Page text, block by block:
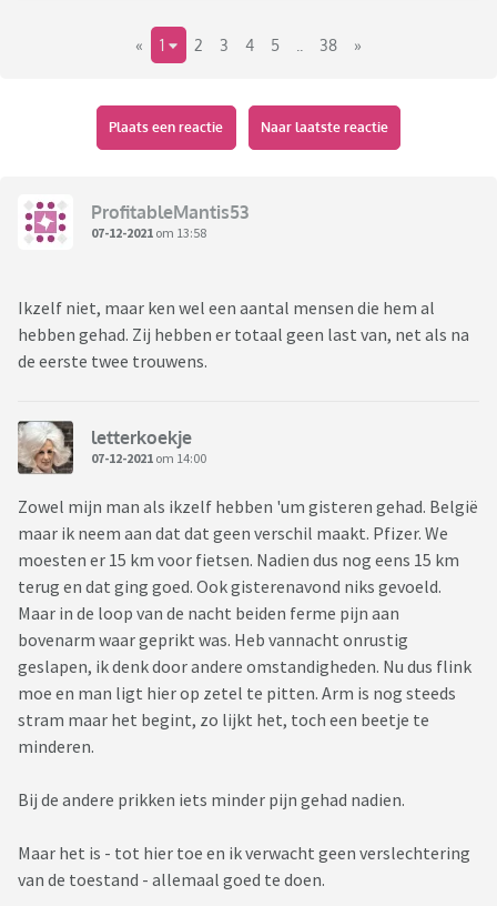
« 1 2 3 4 5 38 »
Plaats een reactie Naar laatste reactie
ProfitableMantis53
07-12-2021 om 13:58
Ikzelf niet, maar ken wel een aantal mensen die hem al
hebben gehad. Zij hebben er totaal geen last van, net als na
de eerste twee trouwens.
letterkoekje
07-12-2021 om 14:00
Zowel mijn man als ikzelf hebben 'um gisteren gehad. België
maar ik neem aan dat dat geen verschil maakt. Pfizer. We
moesten er 15 km voor fietsen. Nadien dus nog eens 15 km
terug en dat ging goed. Ook gisterenavond niks gevoeld.
Maar in de loop van de nacht beiden ferme pijn aan
bovenarm waar geprikt was. Heb vannacht onrustig
geslapen, ik denk door andere omstandigheden. Nu dus flink
moe en man ligt hier op zetel te pitten. Arm is nog steeds
stram maar het begint, zo lijkt het, toch een beetje te
minderen.
Bij de andere prikken iets minder pijn gehad nadien.
Maar het is - tot hier toe en ik verwacht geen verslechtering
van de toestand - allemaal goed te doen.